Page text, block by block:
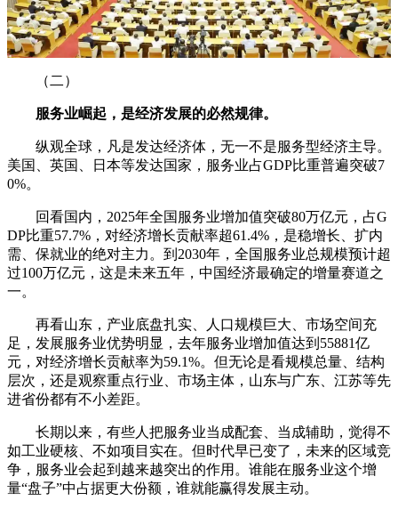
（二）
服务业崛起，是经济发展的必然规律。
纵观全球，凡是发达经济体，无一不是服务型经济主导。
美国、英国、日本等发达国家，服务业占GDP比重普遍突破7
0%。
回看国内，2025年全国服务业增加值突破80万亿元，占G
DP比重57.7%，对经济增长贡献率超61.4%，是稳增长、扩内
需、保就业的绝对主力。到2030年，全国服务业总规模预计超
过100万亿元，这是未来五年，中国经济最确定的增量赛道之
一。
再看山东，产业底盘扎实、人口规模巨大、市场空间充
足，发展服务业优势明显，去年服务业增加值达到55881亿
元，对经济增长贡献率为59.1%。但无论是看规模总量、结构
层次，还是观察重点行业、市场主体，山东与广东、江苏等先
进省份都有不小差距。
长期以来，有些人把服务业当成配套、当成辅助，觉得不
如工业硬核、不如项目实在。但时代早已变了，未来的区域竞
争，服务业会起到越来越突出的作用。谁能在服务业这个增
量“盘子”中占据更大份额，谁就能赢得发展主动。